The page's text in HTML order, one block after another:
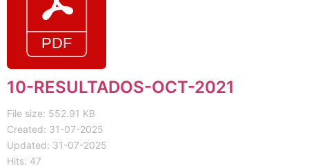
10-RESULTADOS-OCT-2021
File size: 552.91 KB
Created: 31-07-2025
Updated: 31-07-2025
Hits: 47